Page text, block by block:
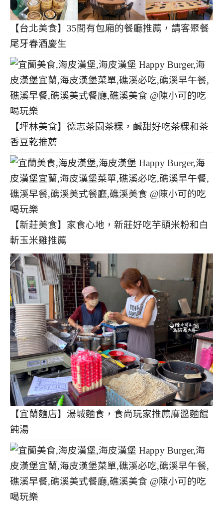
【台北美食】35間有包廂的餐廳推薦，請客聚餐
尾牙春酒慶生
【坪林美食】德志茶園茶粿，鹹甜好吃茶粿和茶
香豆乾推薦
【新莊美食】家食心地，新莊好吃芋頭米粉和白
斬玉米雞推薦
【宜蘭麵店】湯城麵食，食尚玩家推薦麻醬麵餛
飩湯